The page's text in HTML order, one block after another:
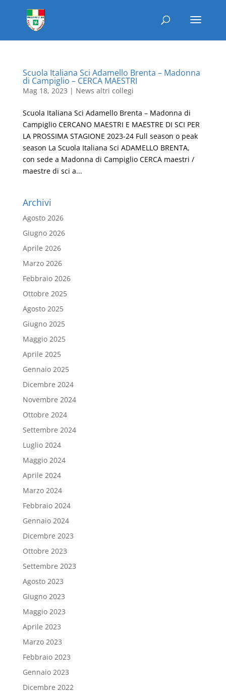
Scuola Italiana Sci Adamello Brenta – Madonna
di Campiglio – CERCA MAESTRI
Mag 18, 2023 | News altri collegi
Scuola Italiana Sci Adamello Brenta – Madonna di
Campiglio CERCANO MAESTRI E MAESTRE DI SCI PER
LA PROSSIMA STAGIONE 2023-24 Full season o peak
season La Scuola Italiana Sci ADAMELLO BRENTA,
con sede a Madonna di Campiglio CERCA maestri /
maestre di sci a...
Archivi
Agosto 2026
Giugno 2026
Aprile 2026
Marzo 2026
Febbraio 2026
Ottobre 2025
Agosto 2025
Giugno 2025
Maggio 2025
Aprile 2025
Gennaio 2025
Dicembre 2024
Novembre 2024
Ottobre 2024
Settembre 2024
Luglio 2024
Maggio 2024
Aprile 2024
Marzo 2024
Febbraio 2024
Gennaio 2024
Dicembre 2023
Ottobre 2023
Settembre 2023
Agosto 2023
Giugno 2023
Maggio 2023
Aprile 2023
Marzo 2023
Febbraio 2023
Gennaio 2023
Dicembre 2022